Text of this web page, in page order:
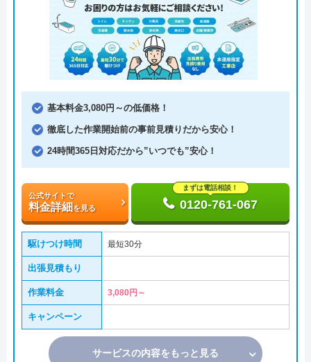
基本料金3,080円～の低価格！
徹底した作業開始前の事前見積りだから安心！
24時間365日対応だから”いつでも”安心！
公式サイトで
料金詳細を見る
まずは電話相談！
0120-761-067
駆けつけ時間 最短30分
出張見積もり
作業料金 3,080円～
キャンペーン
サービスの内容をもっと見る